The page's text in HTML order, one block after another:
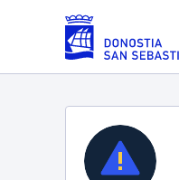
Eduki nagusira joan
Zerbitzuak